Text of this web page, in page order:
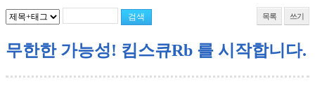
목록 쓰기
무한한 가능성! 킴스큐Rb 를 시작합니다.